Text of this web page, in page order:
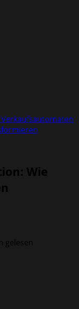
Wie
gelesen